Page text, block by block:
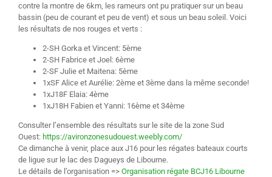
contre la montre de 6km, les rameurs ont pu pratiquer sur un beau
bassin (peu de courant et peu de vent) et sous un beau soleil. Voici
les résultats de nos rouges et verts :
2-SH Gorka et Vincent: 5ème
2-SH Fabrice et Joel: 6ème
2-SF Julie et Maitena: 5ème
1xSF Alice et Aurélie: 2ème et 3ème dans la même seconde!
1xJ18F Elaia: 4ème
1xJ18H Fabien et Yanni: 16ème et 34ème
Consulter l’ensemble des résultats sur le site de la zone Sud
Ouest: https://avironzonesudouest.weebly.com/
Ce dimanche à venir, place aux J16 pour les régates bateaux courts
de ligue sur le lac des Dagueys de Libourne.
Le détails de l’organisation => Organisation régate BCJ16 Libourne